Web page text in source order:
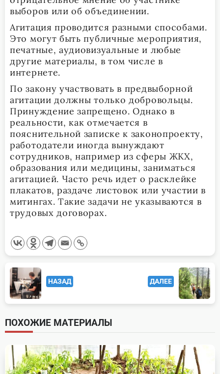
выборов или об объединении.
Агитация проводится разными способами.
Это могут быть публичные мероприятия,
печатные, аудиовизуальные и любые
другие материалы, в том числе в
интернете.
По закону участвовать в предвыборной
агитации должны только добровольцы.
Принуждение запрещено. Однако в
реальности, как отмечается в
пояснительной записке к законопроекту,
работодатели иногда вынуждают
сотрудников, например из сферы ЖКХ,
образования или медицины, заниматься
агитацией. Часто речь идет о расклейке
плакатов, раздаче листовок или участии в
митингах. Такие задачи не указываются в
трудовых договорах.
<span
class="nav-
subtitle
screen-
reader-
text">Page</span>
НАЗАД ДАЛЕЕ
ПОХОЖИЕ МАТЕРИАЛЫ